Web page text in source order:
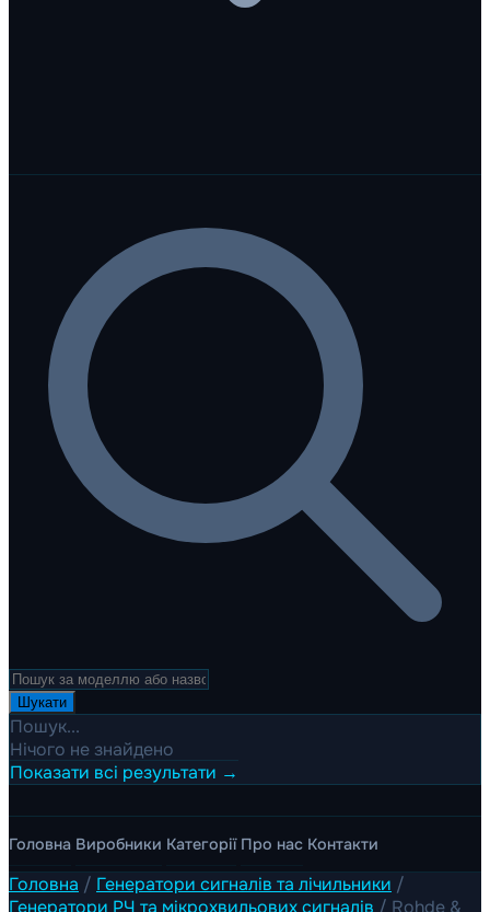
Шукати
Пошук...
Нічого не знайдено
Показати всі результати →
Головна Виробники Категорії Про нас Контакти
Головна / Генератори сигналів та лічильники /
Генератори РЧ та мікрохвильових сигналів / Rohde &